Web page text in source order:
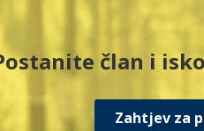
član i
Zahtjev za